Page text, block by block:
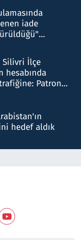
iade
Silivri İlçe
hesabında
Patron
hedef aldık